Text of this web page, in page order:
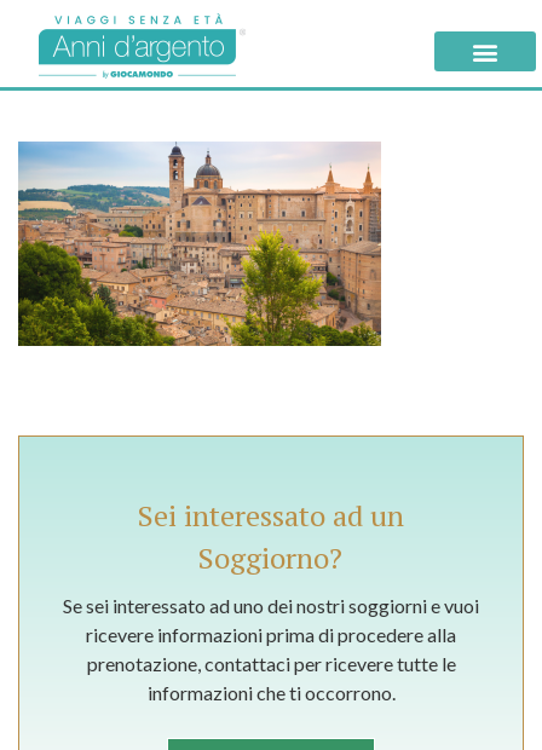
Sei interessato ad un
Soggiorno?
Se sei interessato ad uno dei nostri soggiorni e vuoi
ricevere informazioni prima di procedere alla
prenotazione, contattaci per ricevere tutte le
informazioni che ti occorrono.